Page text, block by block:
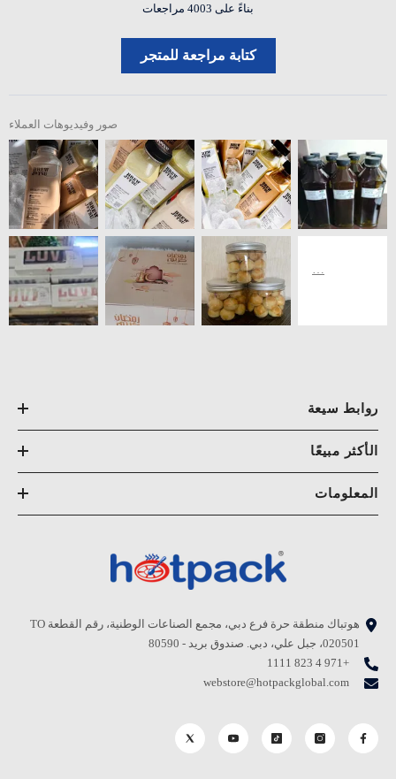
بناءً على 4003 مراجعات
كتابة مراجعة للمتجر
صور وفيديوهات العملاء
روابط سيعة
الأكثر مبيعًا
المعلومات
هوتباك منطقة حرة فرع دبي، مجمع الصناعات الوطنية، رقم القطعة TO
020501، جبل علي، دبي. صندوق بريد - 80590
+971 4 823 1111
webstore@hotpackglobal.com